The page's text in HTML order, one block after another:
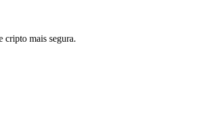
cripto mais segura.